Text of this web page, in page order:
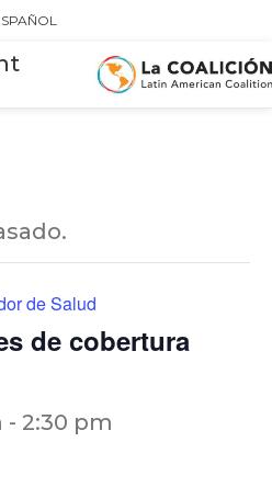
de Salud
de cobertura
- 2:30 pm